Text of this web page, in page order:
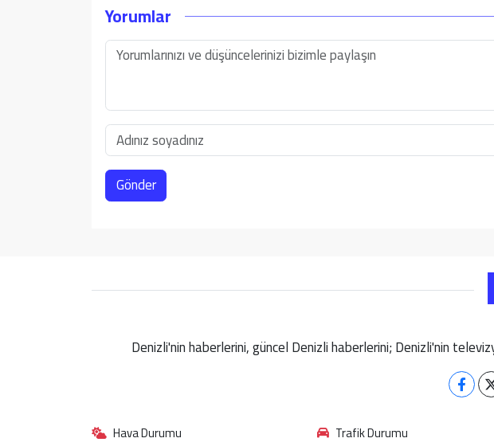
Yorumlar
Gönder
Denizli'nin haberlerini, güncel Denizli haberlerini; Denizli'nin
Hava Durumu Trafik Durumu